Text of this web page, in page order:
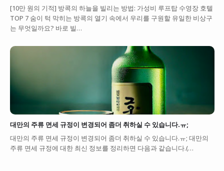
[10만 원의 기적] 방콕의 하늘을 빌리는 방법: 가성비 루프탑 수영장 호텔
TOP 7 숨이 턱 막히는 방콕의 열기 속에서 우리를 구원할 유일한 비상구
는 무엇일까요? 바로 빌…
대만의 주류 면세 규정이 변경되어 좀더 취하실 수 있습니다.ㅠ;
대만의 주류 면세 규정이 변경되어 좀더 취하실 수 있습니다.ㅠ; 대만의
주류 면세 규정에 대한 최신 정보를 정리하면 다음과 같습니다.(…